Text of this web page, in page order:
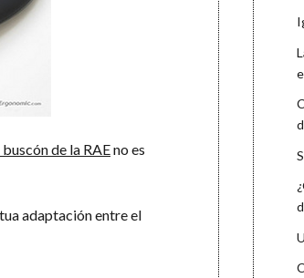
de la RAEno es
adaptación entre el